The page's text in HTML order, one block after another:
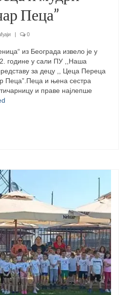
Пеца”
| 0
из Београда извело је у
године у сали ПУ ,,Наша
за децу ,, Цеца Переца
Пеца”.Пеца и њена сестра
и праве најлепше